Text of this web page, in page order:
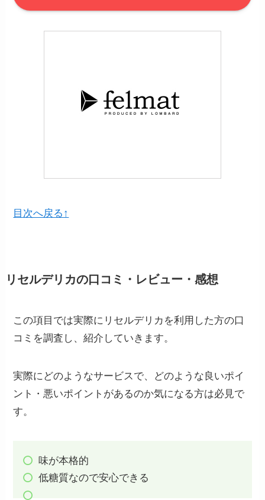
目次へ戻る↑
リセルデリカの口コミ・レビュー・感想
この項目では実際にリセルデリカを利用した方の口
コミを調査し、紹介していきます。
実際にどのようなサービスで、どのような良いポイ
ント・悪いポイントがあるのか気になる方は必見で
す。
味が本格的
低糖質なので安心できる